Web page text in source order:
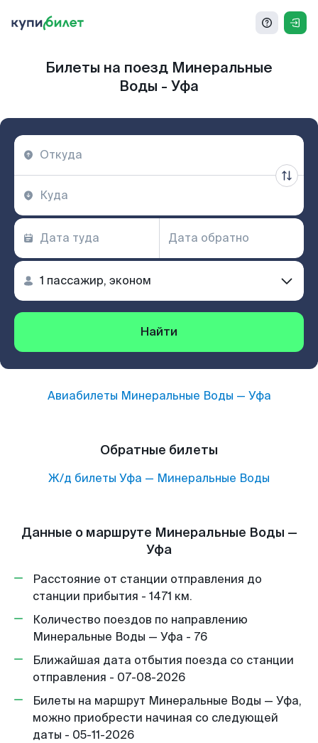
Билеты на поезд Минеральные
Воды - Уфа
Найти
Авиабилеты Минеральные Воды — Уфа
Обратные билеты
Ж/д билеты Уфа — Минеральные Воды
Данные о маршруте Минеральные Воды —
Уфа
Расстояние от станции отправления до
станции прибытия - 1471 км.
Количество поездов по направлению
Минеральные Воды — Уфа - 76
Ближайшая дата отбытия поезда со станции
отправления - 07-08-2026
Билеты на маршрут Минеральные Воды — Уфа,
можно приобрести начиная со следующей
даты - 05-11-2026